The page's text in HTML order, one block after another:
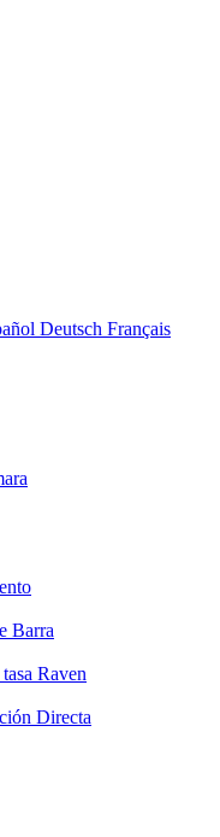
Deutsch Français
Barra
Raven
Directa